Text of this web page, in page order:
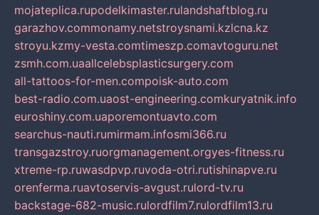
mojateplica.rupodelkimaster.rulandshaftblog.ru
garazhov.commonamy.netstroysnami.kzlcna.kz
stroyu.kzmy-vesta.comtimeszp.comavtoguru.net
zsmh.com.uaallcelebsplasticsurgery.com
all-tattoos-for-men.compoisk-auto.com
best-radio.com.uaost-engineering.comkuryatnik.info
euroshiny.com.uaporemontuavto.com
searchus-nauti.rumirmam.infosmi366.ru
transgazstroy.ruorgmanagement.orgyes-fitness.ru
xtreme-rp.ruwasdpvp.ruvoda-otri.rutishinapve.ru
orenferma.ruavtoservis-avgust.rulord-tv.ru
backstage-682-music.rulordfilm7.rulordfilm13.ru